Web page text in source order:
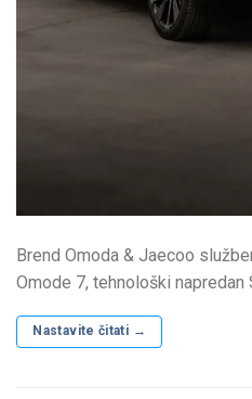
Brend Omoda & Jaecoo
Omode 7, tehnološki napredan
Nastavite čitati →